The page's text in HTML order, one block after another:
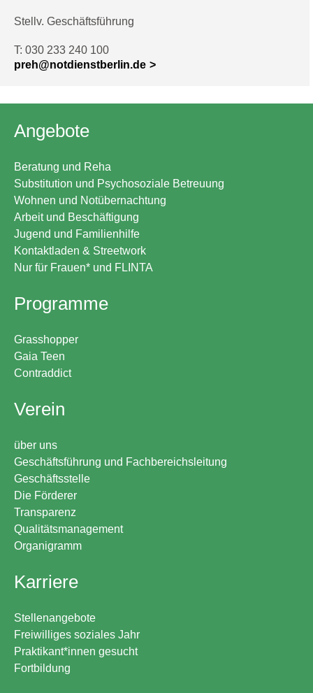
Stellv. Geschäftsführung
T: 030 233 240 100
preh@notdienstberlin.de
Angebote
Beratung und Reha
Substitution und Psychosoziale Betreuung
Wohnen und Notübernachtung
Arbeit und Beschäftigung
Jugend und Familienhilfe
Kontaktladen & Streetwork
Nur für Frauen* und FLINTA
Programme
Grasshopper
Gaia Teen
Contraddict
Verein
über uns
Geschäftsführung und Fachbereichsleitung
Geschäftsstelle
Die Förderer
Transparenz
Qualitätsmanagement
Organigramm
Karriere
Stellenangebote
Freiwilliges soziales Jahr
Praktikant*innen gesucht
Fortbildung